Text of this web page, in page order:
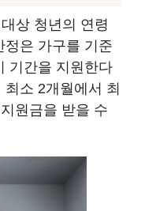
상 청년의 연령
정은 가구를 기준
기간을 지원한다
소 2개월에서 최
원금을 받을 수